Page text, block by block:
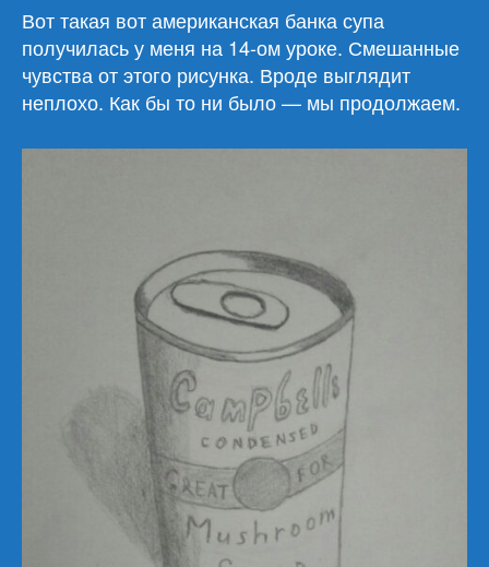
Банка
супа
за
30
Вот такая вот американская банка супа
получилась у меня на 14-ом уроке. Смешанные
чувства от этого рисунка. Вроде выглядит
неплохо. Как бы то ни было — мы продолжаем.